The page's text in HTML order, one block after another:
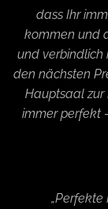
dass Ihr
kommen und
und verbindlich
den nächsten
Hauptsaal zur
immer perfekt
„Perfekte